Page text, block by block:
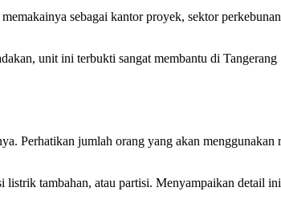
sebagai kantor proyek, sektor
unit ini terbukti sangat membantu di
Perhatikan jumlah orang yang akan
tambahan, atau partisi. Menyampaikan detail